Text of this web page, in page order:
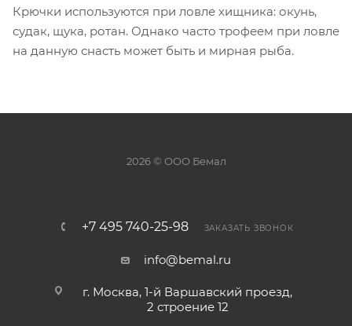
Крючки используются при ловле хищника: окунь,
судак, щука, ротан. Однако часто трофеем при ловле
на данную снасть может быть и мирная рыба.
2026 © ООО Бемал
+7 495 740-25-98 ЗАКАЗАТЬ ЗВОНОК
info@bemal.ru
г. Москва, 1-й Варшавский проезд,
2 строение 12